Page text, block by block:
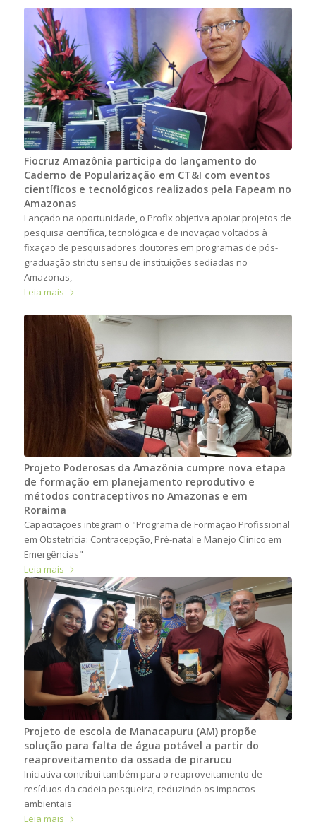
Fiocruz Amazônia participa do lançamento do
Caderno de Popularização em CT&I com eventos
científicos e tecnológicos realizados pela Fapeam no
Amazonas
Lançado na oportunidade, o Profix objetiva apoiar projetos de
pesquisa científica, tecnológica e de inovação voltados à
fixação de pesquisadores doutores em programas de pós-
graduação strictu sensu de instituições sediadas no
Amazonas,
Leia mais
Projeto Poderosas da Amazônia cumpre nova etapa
de formação em planejamento reprodutivo e
métodos contraceptivos no Amazonas e em
Roraima
Capacitações integram o "Programa de Formação Profissional
em Obstetrícia: Contracepção, Pré-natal e Manejo Clínico em
Emergências"
Leia mais
Projeto de escola de Manacapuru (AM) propõe
solução para falta de água potável a partir do
reaproveitamento da ossada de pirarucu
Iniciativa contribui também para o reaproveitamento de
resíduos da cadeia pesqueira, reduzindo os impactos
ambientais
Leia mais